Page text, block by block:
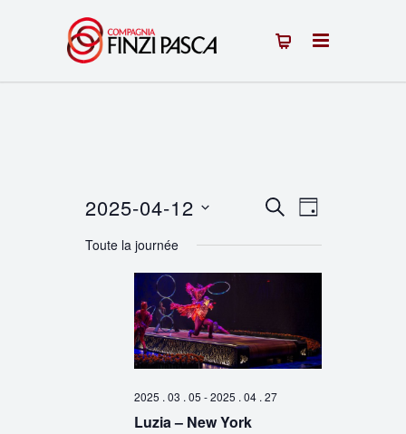
Recherche
et
navigation
vues
Évènements
RECHERCHE
Navigation
de
vues
JOUR
2025-04-12
une
Toute la journée
2025 . 03 . 05 -2025 . 04 . 27
Luzia – New York